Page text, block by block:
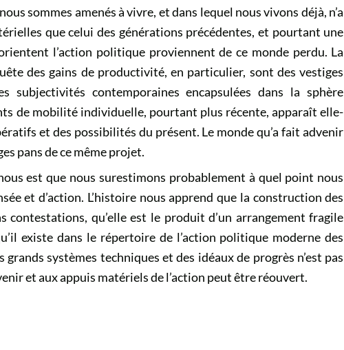
sommes amenés à vivre, et dans lequel nous vivons déjà, n’a
que celui des générations précédentes, et pourtant une
l’action politique proviennent de ce monde perdu. La
des gains de productivité, en particulier, sont des vestiges
subjectivités contemporaines encapsulées dans la sphère
de mobilité individuelle, pourtant plus récente, apparaît elle-
et des possibilités du présent. Le monde qu’a fait advenir
pans de ce même projet.
est que nous surestimons probablement à quel point nous
et d’action. L’histoire nous apprend que la construction des
contestations, qu’elle est le produit d’un arrangement fragile
existe dans le répertoire de l’action politique moderne des
systèmes techniques et des idéaux de progrès n’est pas
et aux appuis matériels de l’action peut être réouvert.